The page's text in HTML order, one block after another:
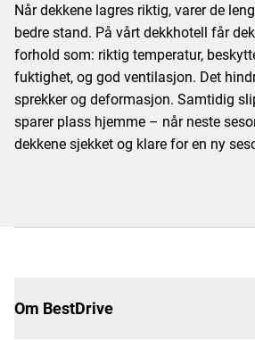
Når dekkene lagres riktig, varer de
bedre stand. På vårt dekkhotell får
forhold som: riktig temperatur,
fuktighet, og god ventilasjon. Det
sprekker og deformasjon. Samtidig
sparer plass hjemme – når neste
dekkene sjekket og klare for en ny
Om BestDrive